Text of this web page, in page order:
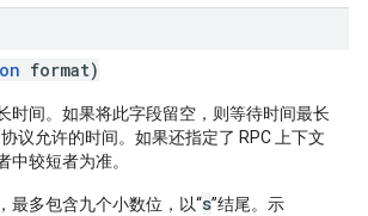
format)
时间。如果将此字段留空，则等待时间最长
议允许的时间。如果还指定了 RPC 上下文
中较短者为准。
最多包含九个小数位，以“s”结尾。示